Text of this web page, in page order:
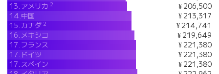
13. アメリカ 2
¥ 206,500
14.中国
¥ 213,317
15.カナダ 2
¥ 214,741
16. メキシコ
¥ 219,649
17. フランス
¥ 221,380
17. ドイツ
¥ 221,380
17. スペイン
¥ 221,380